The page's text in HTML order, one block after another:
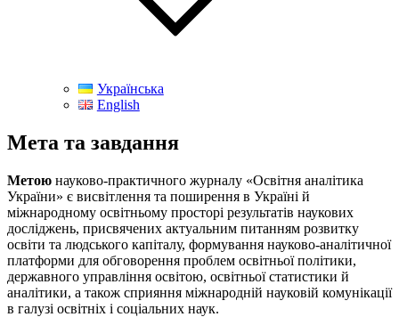
Українська
English
Мета та завдання
Метою науково-практичного журналу «Освітня аналітика
України» є висвітлення та поширення в Україні й
міжнародному освітньому просторі результатів наукових
досліджень, присвячених актуальним питанням розвитку
освіти та людського капіталу, формування науково-аналітичної
платформи для обговорення проблем освітньої політики,
державного управління освітою, освітньої статистики й
аналітики, а також сприяння міжнародній науковій комунікації
в галузі освітніх і соціальних наук.